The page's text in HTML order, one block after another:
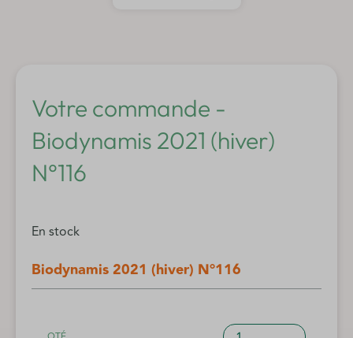
Votre commande -
Biodynamis 2021 (hiver)
N°116
En stock
Biodynamis 2021 (hiver) N°116
quantité